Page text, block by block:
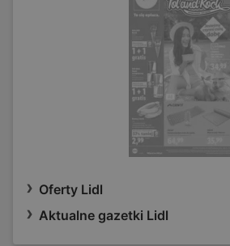
Oferty Lidl
Aktualne gazetki Lidl